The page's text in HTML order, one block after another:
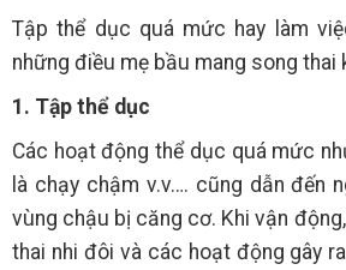
Tập thể dục quá mức hay làm
những điều mẹ bầu mang song thai
1. Tập thể dục
Các hoạt động thể dục quá mức
là chạy chậm v.v…. cũng dẫn đến
vùng chậu bị căng cơ. Khi vận
thai nhi đôi và các hoạt động gây